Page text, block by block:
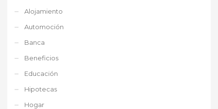
Alojamiento
Automoción
Banca
Beneficios
Educación
Hipotecas
Hogar